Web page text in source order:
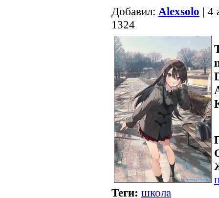
Добавил: Alexsolo | 4
1324
Теги: школа